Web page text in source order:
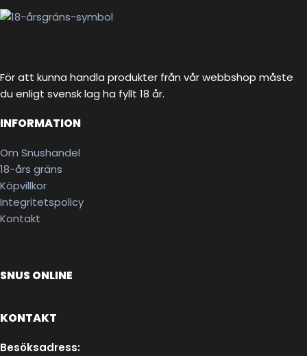
För att kunna handla produkter från vår webbshop måste
du enligt svensk lag ha fyllt 18 år.
INFORMATION
Om Snushandel
18-års gräns
Köpvillkor
Integritetspolicy
Kontakt
SNUS ONLINE
KONTAKT
Besöksadress: